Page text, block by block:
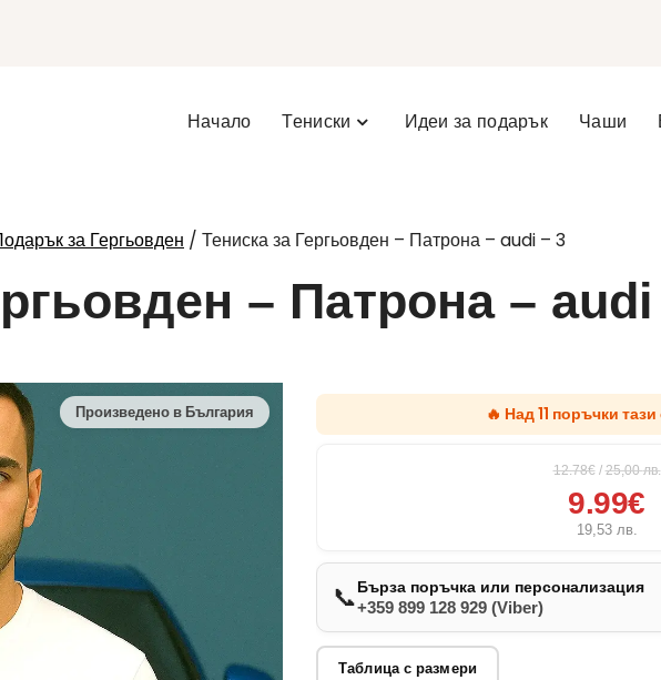
Начало Тениски Идеи за подарък Чаши
за Гергьовден / Тениска за Гергьовден – Патрона – audi – 3
– Патрона –
🔥 Над 11 поръчки
12.78€ / 25,00лв.
9.99€
19,53 лв.
📞Бърза поръчка или персонализация
+359 899 128 929 (Viber)
Таблица с размери